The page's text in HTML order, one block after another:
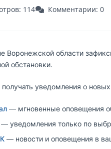
114 Комментарии: 0
Воронежской области
обстановки.
уведомления о
— мгновенные оповещения
— уведомления только по
— новости и оповещения в